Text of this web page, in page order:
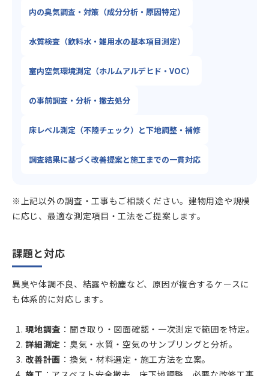
内の臭気調査・対策（成分分析・原因特定）
水質検査（飲料水・雑用水の基本項目測定）
室内空気環境測定（ホルムアルデヒド・VOC）
の事前調査・分析・撤去処分
床レベル測定（不陸チェック）と下地調整・補修
調査結果に基づく改善提案と施工までの一貫対応
※上記以外の調査・工事もご相談ください。建物用途や規模
に応じ、最適な測定項目・工法をご提案します。
課題と対応
異臭や体調不良、結露や粉塵など、原因が複合するケースに
も体系的に対応します。
現地調査 ：聞き取り・図面確認・一次測定で範囲を特定。
詳細測定 ：臭気・水質・空気のサンプリングと分析。
改善計画 ：換気・材料選定・施工方法を立案。